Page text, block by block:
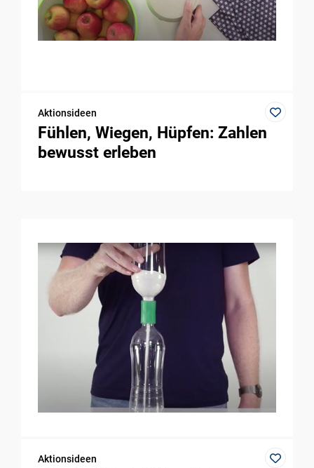
Aktionsideen
Fühlen, Wiegen, Hüpfen: Zahlen
bewusst erleben
Aktionsideen